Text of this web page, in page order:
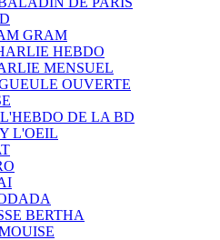
GRAM
HEBDO
MENSUEL
OUVERTE
L'HEBDO DE LA BD
L'OEIL
BERTHA